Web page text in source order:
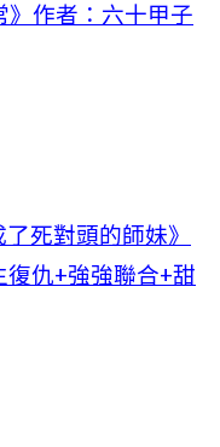
》作者：六十甲子
死對頭的師妹》
仇+強強聯合+甜